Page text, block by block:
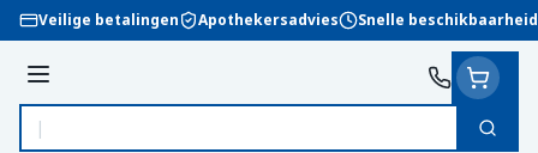
Ga naar de inhoud
Veilige betalingen Apothekersadvies Snelle beschikbaarheid
Menu
Product, merk, categorie...
Zoek